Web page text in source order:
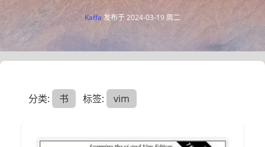
Kaffa 发布于2024-03-19 周二
分类: 书 标签: vim